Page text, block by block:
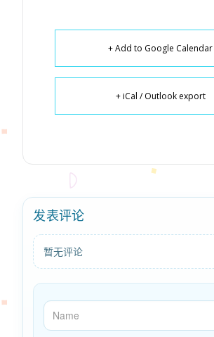
+ Add to Google Calendar
+ iCal / Outlook export
发表评论
暂无评论